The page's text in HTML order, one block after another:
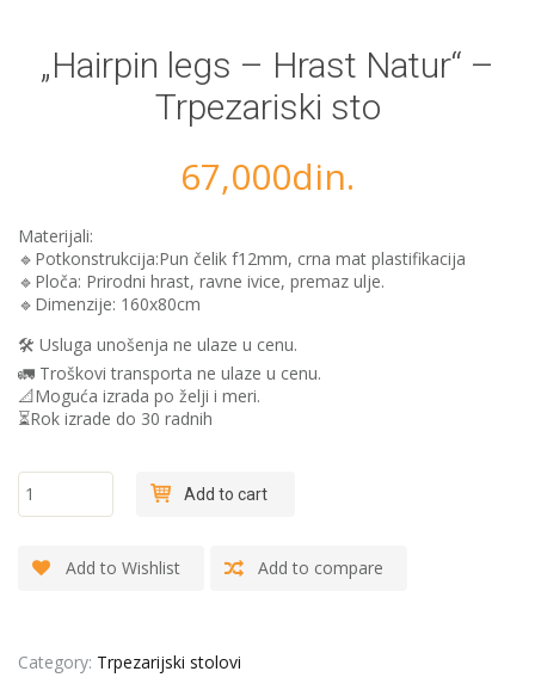
„Hairpin legs – Hrast Natur“ –
Trpezariski sto
67,000din.
Materijali:
🔹Potkonstrukcija:Pun čelik f12mm, crna mat plastifikacija
🔹️Ploča: Prirodni hrast, ravne ivice, premaz ulje.
🔹Dimenzije: 160x80cm
🛠 Usluga unošenja ne ulaze u cenu.
🚛 Troškovi transporta ne ulaze u cenu.
📐Moguća izrada po želji i meri.
⏳Rok izrade do 30 radnih
"Hairpin
legs -
Trpezariski
Add to cart
Add to Wishlist Add to compare
Category: Trpezarijski stolovi